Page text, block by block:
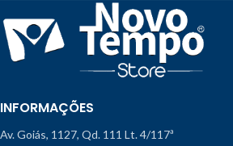
INFORMAÇÕES
Av. Goiás, 1127, Qd. 111 Lt. 4/117ª